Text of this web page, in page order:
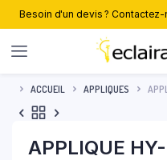
Besoin d'un devis ?
ACCUEIL APPLIQUES
APPLIQUE